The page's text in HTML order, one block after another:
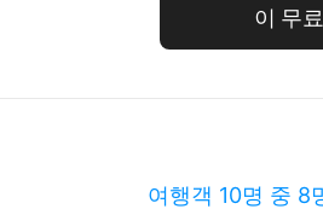
이 무
여행객 10명 중 8